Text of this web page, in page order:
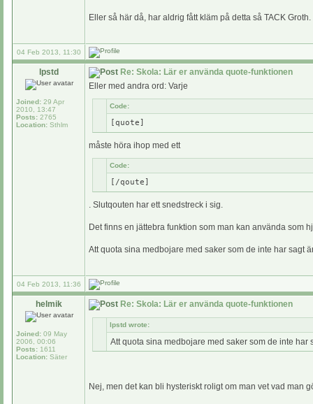
Eller så här då, har aldrig fått kläm på detta så TACK Groth.
04 Feb 2013, 11:30
lpstd
Joined: 29 Apr
2010, 13:47
Posts: 2765
Location: Sthlm
Re: Skola: Lär er använda quote-funktionen
Eller med andra ord: Varje
Code:
[quote]
måste höra ihop med ett
Code:
[/qoute]
. Slutqouten har ett snedstreck i sig.
Det finns en jättebra funktion som man kan använda som
Att quota sina medbojare med saker som de inte har sagt
04 Feb 2013, 11:36
helmik
Joined: 09 May
2006, 00:06
Posts: 1611
Location: Säter
Re: Skola: Lär er använda quote-funktionen
lpstd wrote:
Att quota sina medbojare med saker som de inte har
Nej, men det kan bli hysteriskt roligt om man vet vad man